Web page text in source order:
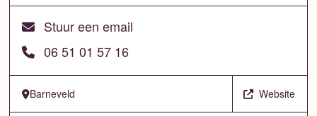
Stuur een email
06 51 01 57 16
Barneveld Website